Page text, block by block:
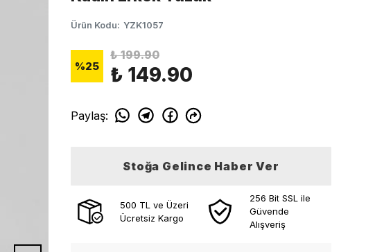
Ürün Kodu: YZK1057
%25
₺ 199.90
₺ 149.90
Paylaş:
Stoğa Gelince Haber Ver
500 TL ve Üzeri
Ücretsiz Kargo
256 Bit SSL ile
Güvende
Alışveriş